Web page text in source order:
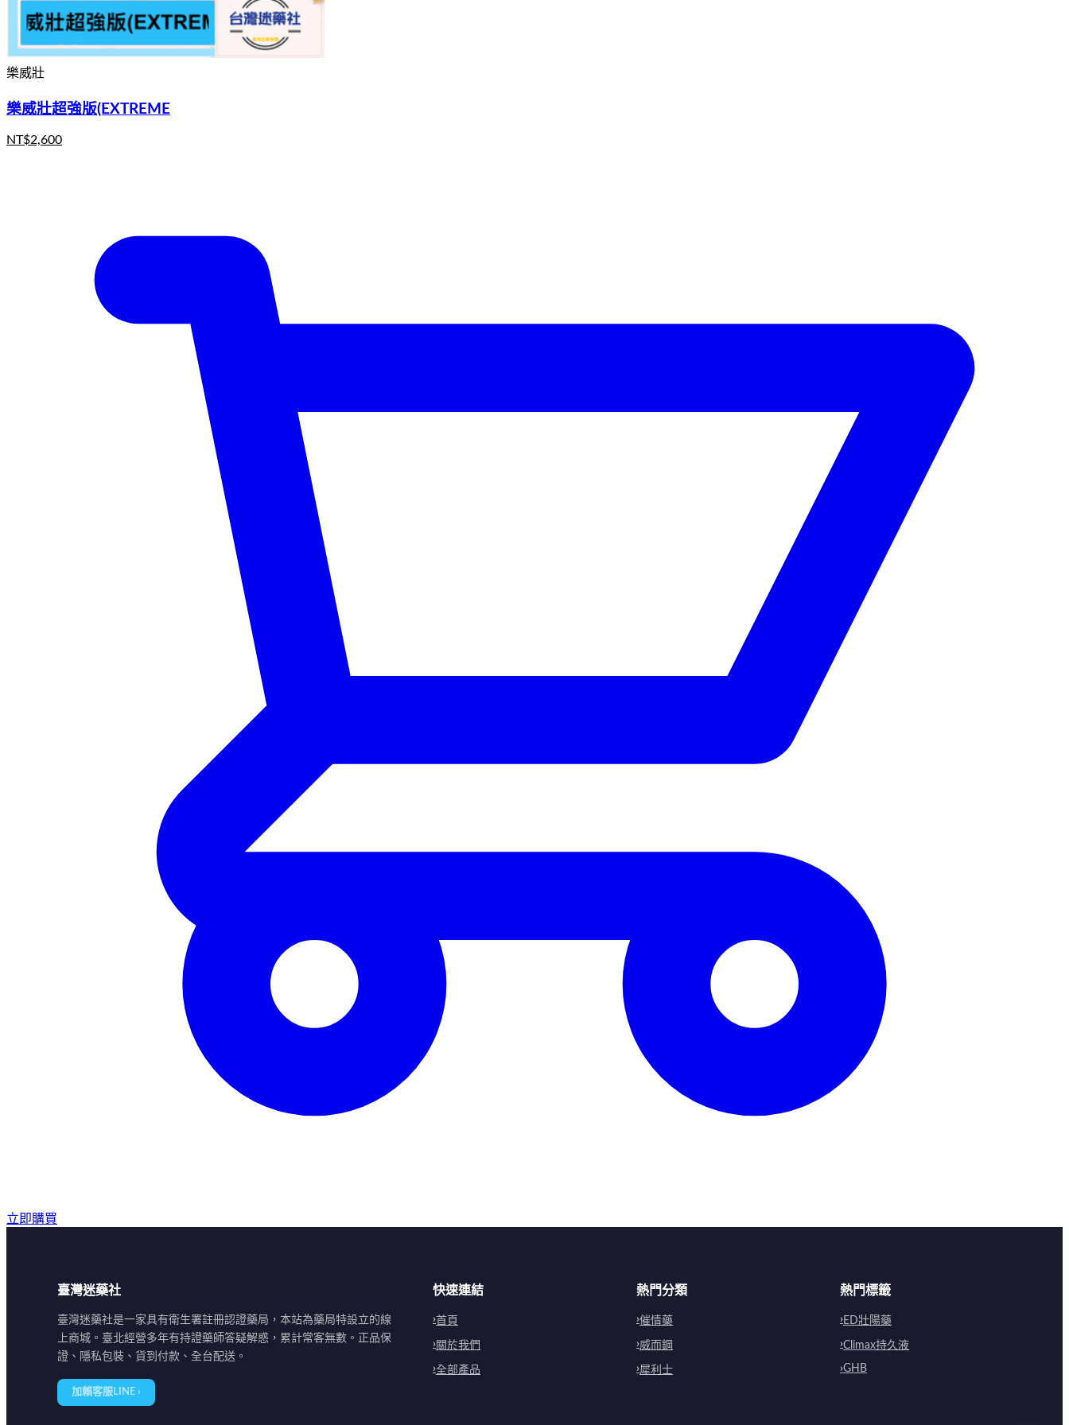
樂威壯
樂威壯超強版(EXTREME
NT$2,600
立即購買
臺灣迷藥社
臺灣迷藥社是一家具有衛生署註冊認證藥局，本站為藥局特設立的線
上商城。臺北經營多年有持證藥師答疑解惑，累計常客無數。正品保
證、隱私包裝、貨到付款、全台配送。
加賴客服LINE ›
快速連結
首頁
關於我們
全部產品
熱門分類
催情藥
威而鋼
犀利士
熱門標籤
ED壯陽藥
Climax持久液
GHB